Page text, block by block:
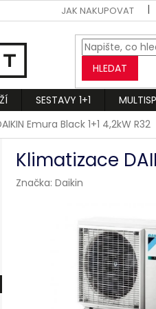
JAK NAKUPOVAT
HLEDAT
SESTAVY 1+1
Emura Black 1+1 4,2kW R32
Klimatizace
Značka: Daikin